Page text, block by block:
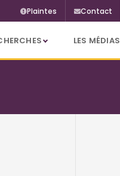
Plaintes Contact
LES MÉDIAS